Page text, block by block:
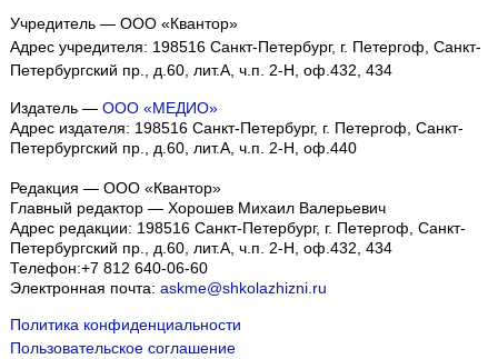
Учредитель — ООО «Квантор»
Адрес учредителя: 198516 Санкт-Петербург, г. Петергоф, Санкт-
Петербургский пр., д.60, лит.А, ч.п. 2-Н, оф.432, 434
Издатель — ООО «МЕДИО»
Адрес издателя: 198516 Санкт-Петербург, г. Петергоф, Санкт-
Петербургский пр., д.60, лит.А, ч.п. 2-Н, оф.440
Редакция — ООО «Квантор»
Главный редактор — Хорошев Михаил Валерьевич
Адрес редакции: 198516 Санкт-Петербург, г. Петергоф, Санкт-
Петербургский пр., д.60, лит.А, ч.п. 2-Н, оф.432, 434
Телефон:+7 812 640-06-60
Электронная почта: askme@shkolazhizni.ru
Политика конфиденциальности
Пользовательское соглашение